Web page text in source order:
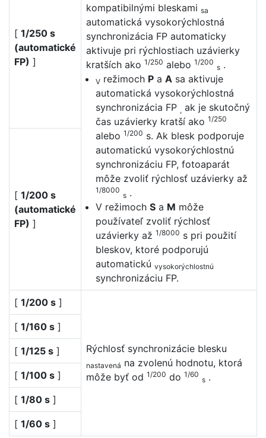
[ 1/250 s
(automatické
FP) ]
kompatibilnými bleskami sa
automatická vysokorýchlostná
synchronizácia FP automaticky
aktivuje pri rýchlostiach uzávierky
kratších ako 1/250 alebo 1/200
s .
V režimoch P a A sa aktivuje
automatická vysokorýchlostná
synchronizácia FP , ak je skutočný
čas uzávierky kratší ako 1/250
alebo 1/200 s. Ak blesk podporuje
automatickú vysokorýchlostnú
synchronizáciu FP, fotoaparát
môže zvoliť rýchlosť uzávierky až
1/8000
s .
V režimoch S a M môže
používateľ zvoliť rýchlosť
uzávierky až 1/8000 s pri použití
bleskov, ktoré podporujú
automatickú vysokorýchlostnú
synchronizáciu FP.
[ 1/200 s
(automatické
FP) ]
[ 1/200 s ]
Rýchlosť synchronizácie blesku
nastavená na zvolenú hodnotu, ktorá
môže byť od 1/200 do 1/60
s .
[ 1/160 s ]
[ 1/125 s ]
[ 1/100 s ]
[ 1/80 s ]
[ 1/60 s ]